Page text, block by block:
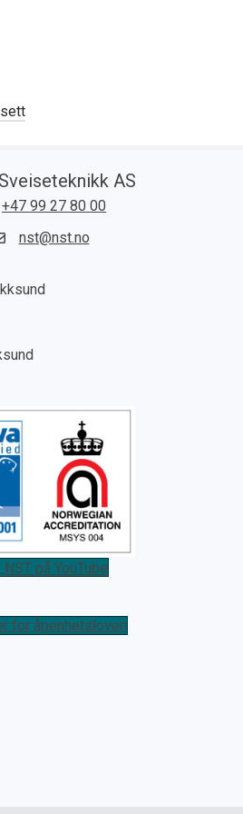
AS
+47 99 27 80 00
nst@nst.no
NST på YouTube
for åpenhetsloven